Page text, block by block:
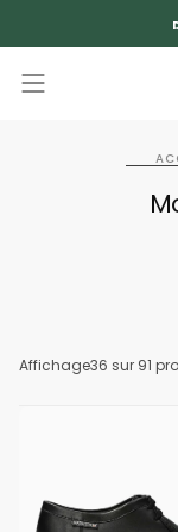
Affichage36 sur 91